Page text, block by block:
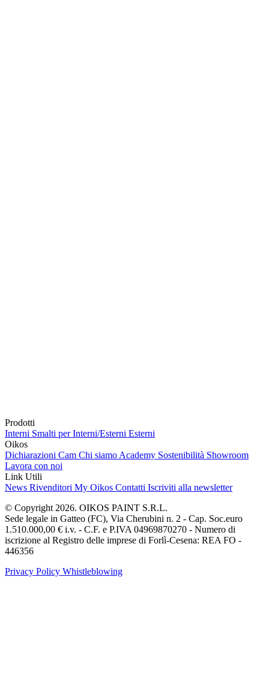
Prodotti
Interni Smalti per Interni/Esterni Esterni
Oikos
Dichiarazioni Cam Chi siamo Academy Sostenibilità Showroom
Lavora con noi
Link Utili
News Rivenditori My Oikos Contatti Iscriviti alla newsletter
© Copyright 2026. OIKOS PAINT S.R.L.
Sede legale in Gatteo (FC), Via Cherubini n. 2 - Cap. Soc.euro
1.510.000,00 € i.v. - C.F. e P.IVA 04969870270 - Numero di
iscrizione al Registro delle imprese di Forlì-Cesena: REA FO -
446356
Privacy Policy Whistleblowing